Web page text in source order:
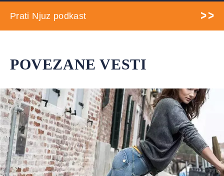
Prati Njuz podkast
POVEZANE VESTI